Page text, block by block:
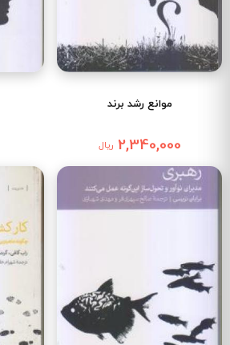
موانع رشد برند
2,340,000 ریال